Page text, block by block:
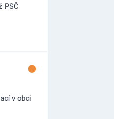
PSČ
v obci